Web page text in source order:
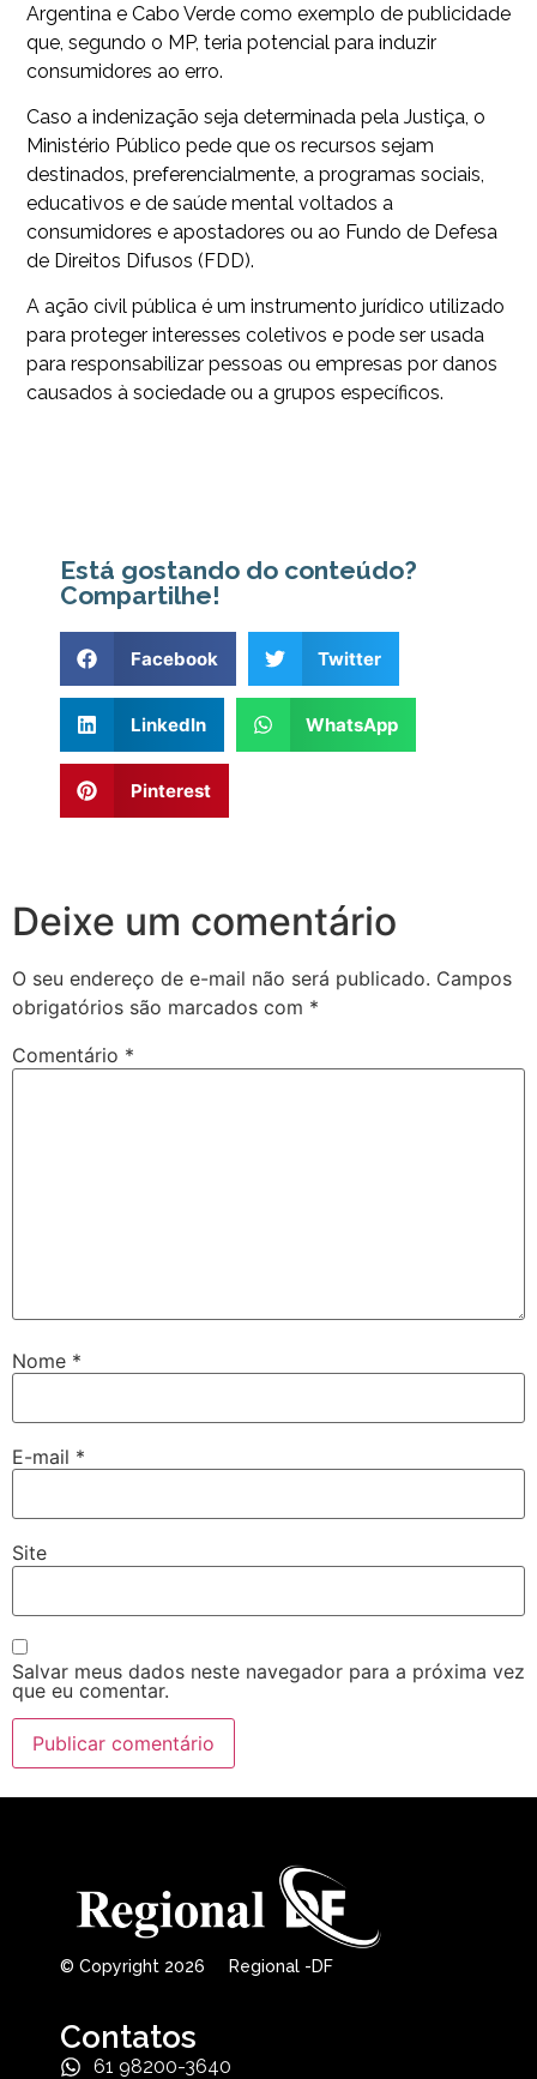
Argentina e Cabo Verde como exemplo de publicidade
que, segundo o MP, teria potencial para induzir
consumidores ao erro.
Caso a indenização seja determinada pela Justiça, o
Ministério Público pede que os recursos sejam
destinados, preferencialmente, a programas sociais,
educativos e de saúde mental voltados a
consumidores e apostadores ou ao Fundo de Defesa
de Direitos Difusos (FDD).
A ação civil pública é um instrumento jurídico utilizado
para proteger interesses coletivos e pode ser usada
para responsabilizar pessoas ou empresas por danos
causados à sociedade ou a grupos específicos.
Está gostando do conteúdo?
Compartilhe!
Facebook Twitter
LinkedIn WhatsApp
Pinterest
Deixe um comentário
O seu endereço de e-mail não será publicado. Campos
obrigatórios são marcados com *
Comentário *
Nome *
E-mail *
Site
Salvar meus dados neste navegador para a próxima vez
que eu comentar.
© Copyright 2026 Regional -DF
Contatos
61 98200-3640